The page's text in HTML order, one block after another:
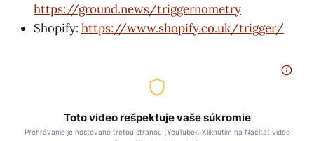
https://ground.news/triggernometry
Shopify: https://www.shopify.co.uk/trigger/
Toto video rešpektuje vaše súkromie
Prehrávanie je hostované treťou stranou (YouTube). Kliknutím na Načítať video